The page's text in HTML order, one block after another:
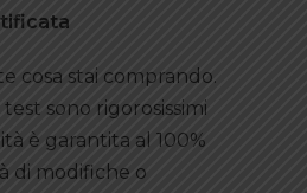
cosa stai comprando.
sono rigorosissimi
è garantita al 100%
di modifiche o